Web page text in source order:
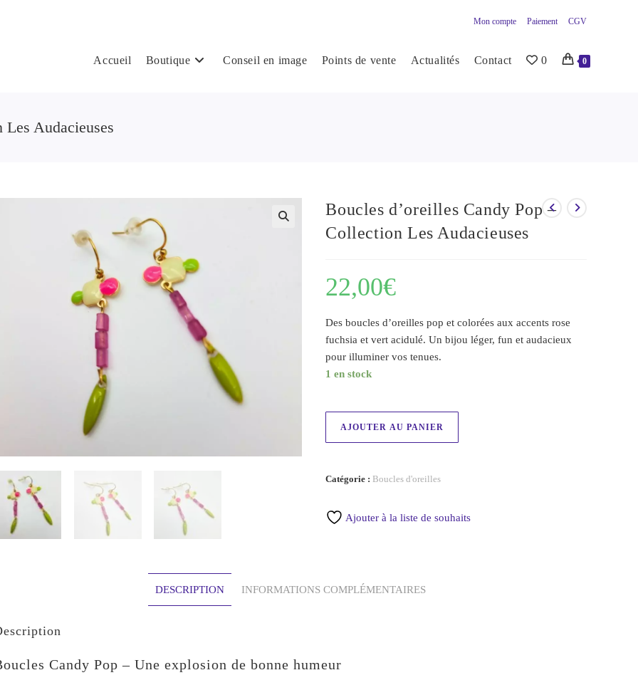
Mon compte Paiement CGV
Accueil Boutique Conseil en image Points de vente Actualités Contact 0 0
Audacieuses
Boucles d’oreilles Candy Pop –
Collection Les Audacieuses
22,00€
Des boucles d’oreilles pop et colorées aux accents rose
fuchsia et vert acidulé. Un bijou léger, fun et audacieux
pour illuminer vos tenues.
1 en stock
AJOUTER AU PANIER
Catégorie : Boucles d'oreilles
Ajouter à la liste de souhaits
DESCRIPTION INFORMATIONS COMPLÉMENTAIRES
Candy Pop – Une explosion de bonne humeur